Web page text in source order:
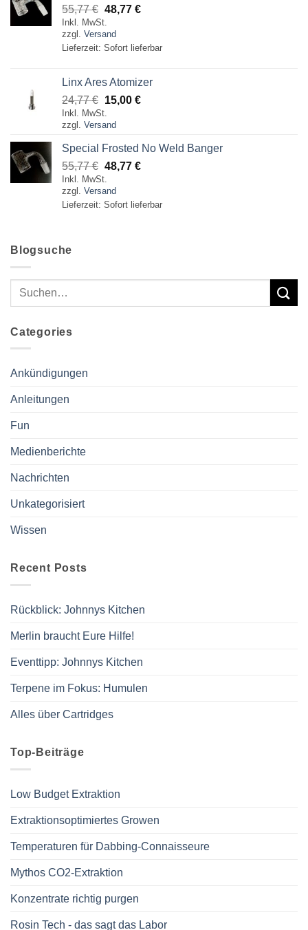
55,77€ Ursprünglicher
Preis
war:
55,77 €
48,77 €Aktueller
48,77 €.
Inkl. MwSt.
zzgl. Versand
Lieferzeit: Sofort lieferbar
Linx Ares Atomizer
24,77€ Ursprünglicher
Preis
war:
24,77 €
15,00 €Aktueller
15,00 €.
Inkl. MwSt.
zzgl. Versand
Special Frosted No Weld Banger
55,77€ Ursprünglicher
Preis
war:
55,77 €
48,77 €Aktueller
48,77 €.
Inkl. MwSt.
zzgl. Versand
Lieferzeit: Sofort lieferbar
Blogsuche
Categories
Ankündigungen
Anleitungen
Fun
Medienberichte
Nachrichten
Unkategorisiert
Wissen
Recent Posts
Rückblick: Johnnys Kitchen
Merlin braucht Eure Hilfe!
Eventtipp: Johnnys Kitchen
Terpene im Fokus: Humulen
Alles über Cartridges
Top-Beiträge
Low Budget Extraktion
Extraktionsoptimiertes Growen
Temperaturen für Dabbing-Connaisseure
Mythos CO2-Extraktion
Konzentrate richtig purgen
Rosin Tech - das sagt das Labor